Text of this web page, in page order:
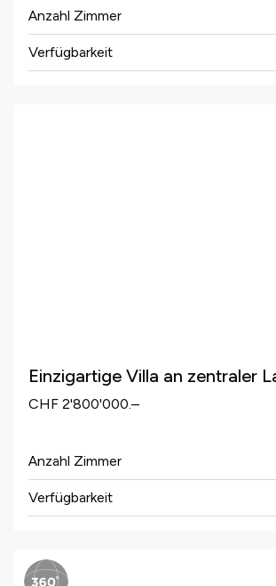
Anzahl Zimmer
Verfügbarkeit
Einzigartige Villa an zentraler
CHF 2'800'000.–
Anzahl Zimmer
Verfügbarkeit